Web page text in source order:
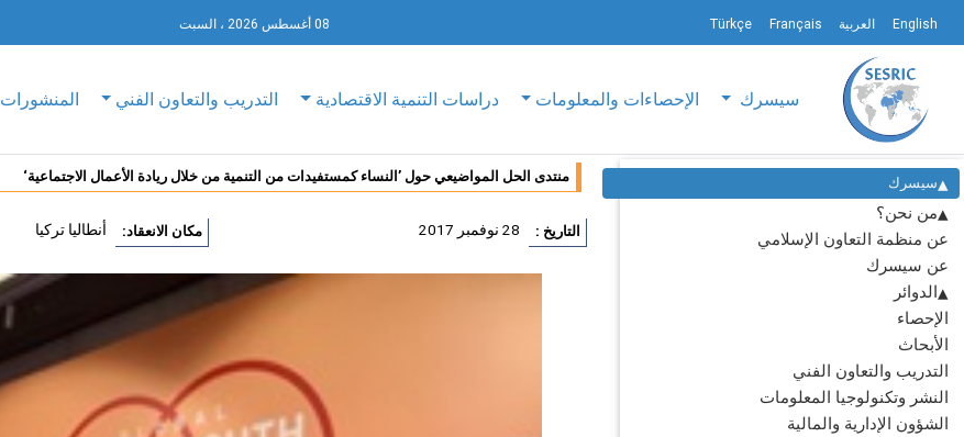
English العربية Français
Türkçe 08 أغسطس 2026 ، السبت
سيسرك الإحصاءات والمعلومات دراسات التنمية الاقتصادية التدريب والتعاون الفني المنشورات
سيسرك
من نحن؟
عن منظمة التعاون الإسلامي
عن سيسرك
الدوائر
الإحصاء
الأبحاث
التدريب والتعاون الفني
النشر وتكنولوجيا المعلومات
الشؤون الإدارية والمالية
منتدى الحل المواضيعي حول ’النساء كمستفيدات من التنمية من خلال ريادة الأعمال الاجتماعية‘
التاريخ : 28 نوفمبر 2017 مكان الانعقاد: أنطاليا تركيا